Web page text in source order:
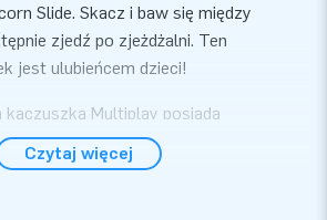
Slide. Skacz i baw się między
zjedź po zjeżdżalni. Ten
jest ulubieńcem dzieci!
kaczuszka Multiplay posiada
Możesz także połączyć z nią basen
skakania. Mały basen (numer artykułu
Czytaj więcej